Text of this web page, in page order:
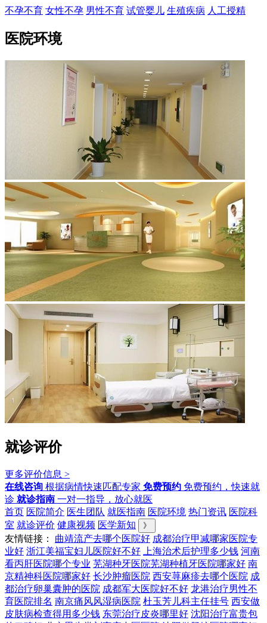
不孕不育 女性不孕 男性不育 试管婴儿 生殖疾病 人工授精
医院环境
就诊评价
更多评价信息 >
在线咨询 根据病情快速匹配专家 免费预约 免费预约，快速就
诊 就诊指南 一对一指导，放心就医
首页 医院简介 医生团队 就医指南 医院环境 热门资讯 医院科
室 就诊评价 健康视频 医学新知 》
友情链接： 曲靖流产去哪个医院好 成都治疗甲减哪家医院专
业好 浙江美福宝妇儿医院好不好 上海治术后护理多少钱 河南
看丙肝医院哪个专业 芜湖种牙医院芜湖种植牙医院哪家好 南
京精神科医院哪家好 长沙肿瘤医院 西安荨麻疹去哪个医院 成
都治疗卵巢囊肿的医院 成都军大医院好不好 龙港治疗男性不
育医院排名 南京痛风风湿病医院 杜玉芳儿科主任挂号 西安做
皮肤病检查得用多少钱 东莞治疗皮炎哪里好 沈阳治疗富贵包